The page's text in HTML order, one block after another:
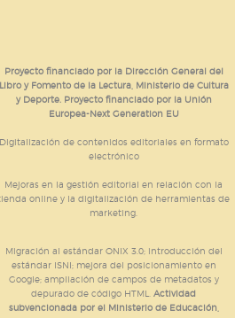
Proyecto financiado por la Dirección General del
Libro y Fomento de la Lectura, Ministerio de Cultura
y Deporte. Proyecto financiado por la Unión
Europea-Next Generation EU
Digitalización de contenidos editoriales en formato
electrónico
Mejoras en la gestión editorial en relación con la
online y la digitalización de herramientas de
marketing.
Migración al estándar ONIX 3.0; introducción del
estándar ISNI; mejora del posicionamiento en
Google; ampliación de campos de metadatos y
depurado de código HTML.Actividad
subvencionada por el Ministerio de Educación,